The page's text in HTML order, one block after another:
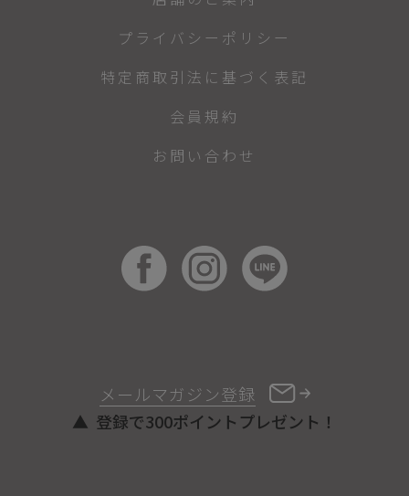
メールマガジン登録
登録で300ポイントプレゼント！
プライバシーポリシー
特定商取引法に基づく表記
会員規約
お問い合わせ